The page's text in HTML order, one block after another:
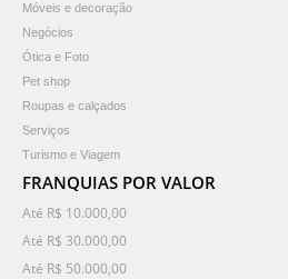
Móveis e decoração
Negócios
Ótica e Foto
Pet shop
Roupas e calçados
Serviços
Turismo e Viagem
FRANQUIAS POR VALOR
Até R$ 10.000,00
Até R$ 30.000,00
Até R$ 50.000,00